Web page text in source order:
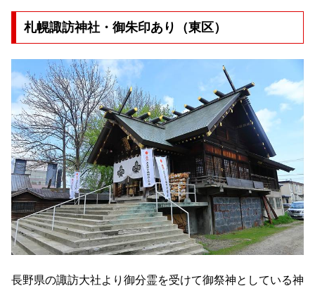
札幌諏訪神社・御朱印あり（東区）
長野県の諏訪大社より御分霊を受けて御祭神としている神